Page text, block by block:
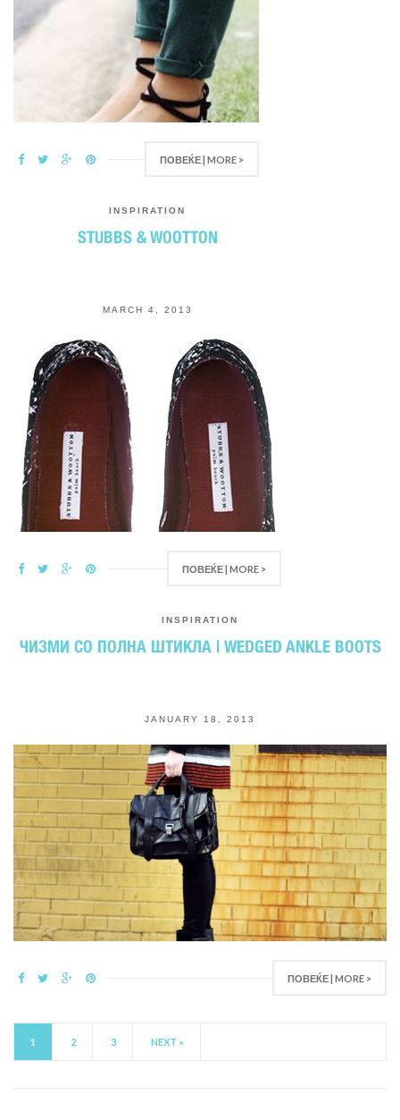
ПОВЕЌЕ | MORE >
INSPIRATION
STUBBS & WOOTTON
MARCH 4, 2013
ПОВЕЌЕ | MORE >
INSPIRATION
ЧИЗМИ СО ПОЛНА ШТИКЛА | WEDGED ANKLE BOOTS
JANUARY 18, 2013
ПОВЕЌЕ | MORE >
1 2 3 NEXT »